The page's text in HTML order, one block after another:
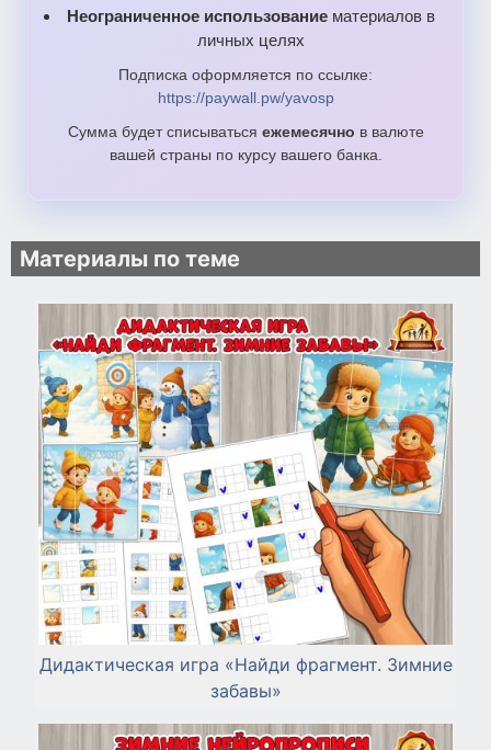
Неограниченное использование материалов в
личных целях
Подписка оформляется по ссылке:
https://paywall.pw/yavosp
Сумма будет списываться ежемесячно в валюте
вашей страны по курсу вашего банка.
Материалы по теме
Дидактическая игра «Найди фрагмент. Зимние
забавы»